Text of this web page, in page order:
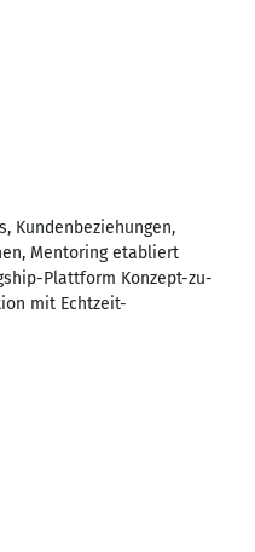
Kundenbeziehungen,
Mentoring etabliert
Plattform Konzept-zu-
mit Echtzeit-